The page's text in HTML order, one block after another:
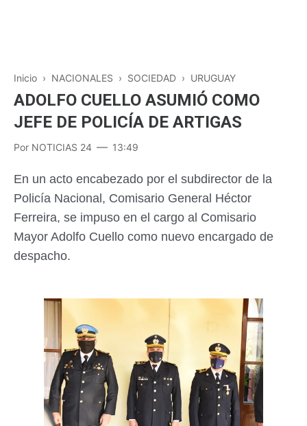
Inicio › NACIONALES › SOCIEDAD › URUGUAY
ADOLFO CUELLO ASUMIÓ COMO
JEFE DE POLICÍA DE ARTIGAS
Por NOTICIAS 24 13:49
En un acto encabezado por el subdirector de la
Policía Nacional, Comisario General Héctor
Ferreira, se impuso en el cargo al Comisario
Mayor Adolfo Cuello como nuevo encargado de
despacho.